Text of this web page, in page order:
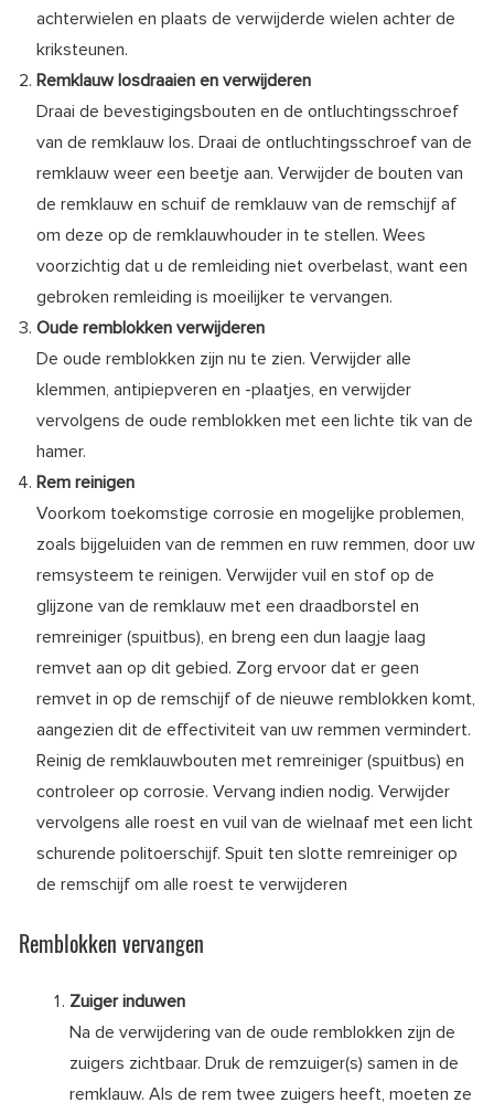
achterwielen en plaats de verwijderde wielen achter de
kriksteunen.
Remklauw losdraaien en verwijderen
Draai de bevestigingsbouten en de ontluchtingsschroef
van de remklauw los. Draai de ontluchtingsschroef van de
remklauw weer een beetje aan. Verwijder de bouten van
de remklauw en schuif de remklauw van de remschijf af
om deze op de remklauwhouder in te stellen. Wees
voorzichtig dat u de remleiding niet overbelast, want een
gebroken remleiding is moeilijker te vervangen.
Oude remblokken verwijderen
De oude remblokken zijn nu te zien. Verwijder alle
klemmen, antipiepveren en -plaatjes, en verwijder
vervolgens de oude remblokken met een lichte tik van de
hamer.
Rem reinigen
Voorkom toekomstige corrosie en mogelijke problemen,
zoals bijgeluiden van de remmen en ruw remmen, door uw
remsysteem te reinigen. Verwijder vuil en stof op de
glijzone van de remklauw met een draadborstel en
remreiniger (spuitbus), en breng een dun laagje laag
remvet aan op dit gebied. Zorg ervoor dat er geen
remvet in op de remschijf of de nieuwe remblokken komt,
aangezien dit de effectiviteit van uw remmen vermindert.
Reinig de remklauwbouten met remreiniger (spuitbus) en
controleer op corrosie. Vervang indien nodig. Verwijder
vervolgens alle roest en vuil van de wielnaaf met een licht
schurende politoerschijf. Spuit ten slotte remreiniger op
de remschijf om alle roest te verwijderen
Remblokken vervangen
Zuiger induwen
Na de verwijdering van de oude remblokken zijn de
zuigers zichtbaar. Druk de remzuiger(s) samen in de
remklauw. Als de rem twee zuigers heeft, moeten ze